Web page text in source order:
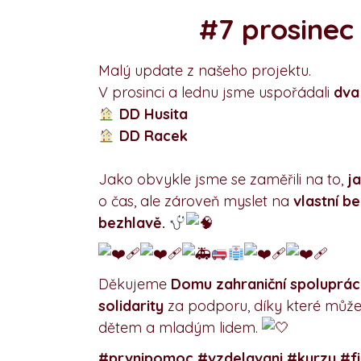
#7
Malý update z našeho projektu.
V prosinci a lednu jsme uspořádali
DD Husita
DD Racek
Jako obvykle jsme se zaměřili na to,
o čas, ale zároveň myslet na vlastní
bezhlavě.
Děkujeme Domu zahraniční
solidarity za podporu, díky které
dětem a mladým lidem.